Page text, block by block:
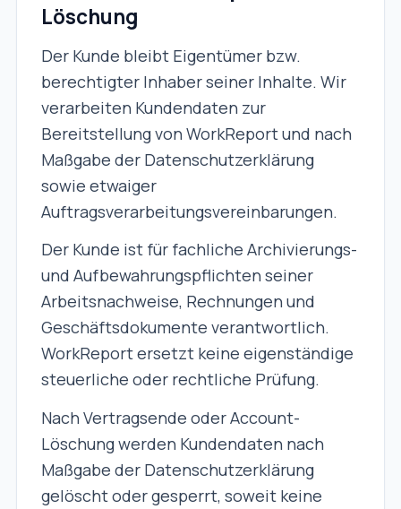
Löschung
Der Kunde bleibt Eigentümer bzw.
berechtigter Inhaber seiner Inhalte. Wir
verarbeiten Kundendaten zur
Bereitstellung von WorkReport und nach
Maßgabe der Datenschutzerklärung
sowie etwaiger
Auftragsverarbeitungsvereinbarungen.
Der Kunde ist für fachliche Archivierungs-
und Aufbewahrungspflichten seiner
Arbeitsnachweise, Rechnungen und
Geschäftsdokumente verantwortlich.
WorkReport ersetzt keine eigenständige
steuerliche oder rechtliche Prüfung.
Nach Vertragsende oder Account-
Löschung werden Kundendaten nach
Maßgabe der Datenschutzerklärung
gelöscht oder gesperrt, soweit keine